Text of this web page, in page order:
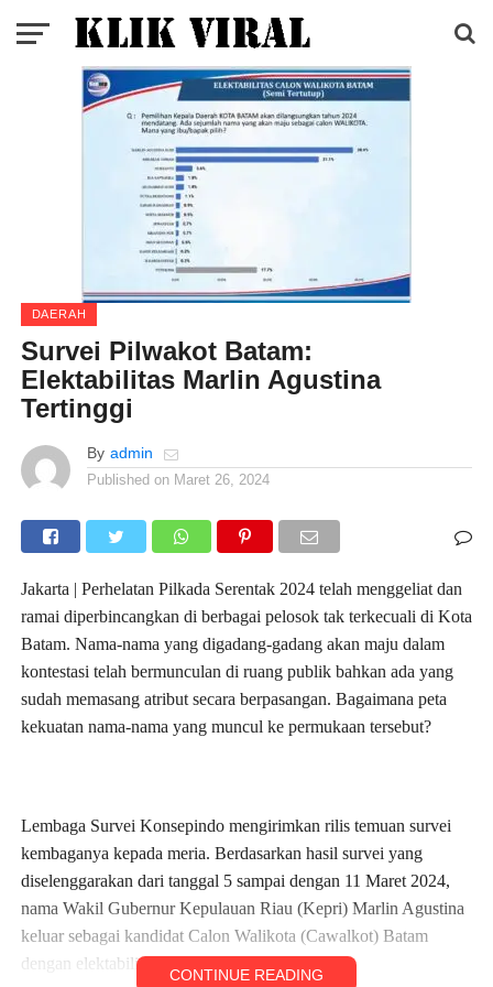
DAERAH
Survei Pilwakot Batam:
Elektabilitas Marlin Agustina
Tertinggi
By admin
Published on Maret 26, 2024
Jakarta | Perhelatan Pilkada Serentak 2024 telah menggeliat dan
ramai diperbincangkan di berbagai pelosok tak terkecuali di Kota
Batam. Nama-nama yang digadang-gadang akan maju dalam
kontestasi telah bermunculan di ruang publik bahkan ada yang
sudah memasang atribut secara berpasangan. Bagaimana peta
kekuatan nama-nama yang muncul ke permukaan tersebut?
Lembaga Survei Konsepindo mengirimkan rilis temuan survei
kembaganya kepada meria. Berdasarkan hasil survei yang
diselenggarakan dari tanggal 5 sampai dengan 11 Maret 2024,
nama Wakil Gubernur Kepulauan Riau (Kepri) Marlin Agustina
keluar sebagai kandidat Calon Walikota (Cawalkot) Batam
dengan elektabilitas tertinggi.
CONTINUE READING